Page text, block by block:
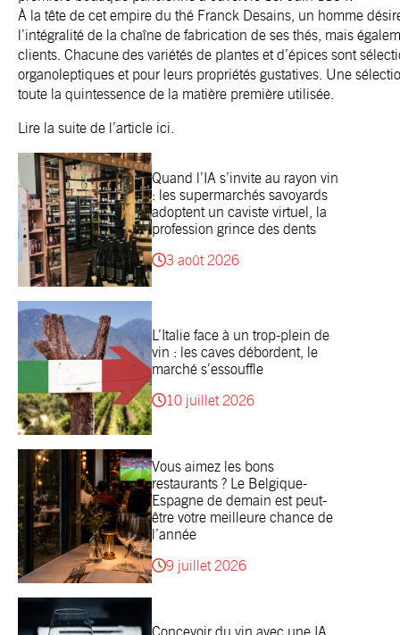
À la tête de cet empire du thé Franck Desains, un homme
l’intégralité de la chaîne de fabrication de ses thés, mais
clients. Chacune des variétés de plantes et d’épices sont
organoleptiques et pour leurs propriétés gustatives. Une
toute la quintessence de la matière première utilisée.
Lire la suite de l’article ici
Quand l’IA s’invite au rayon vin
: les supermarchés savoyards
adoptent un caviste virtuel, la
profession grince des dents
3 août 2026
L’Italie face à un trop-plein de
vin : les caves débordent, le
marché s’essouffle
10 juillet 2026
Vous aimez les bons
restaurants ? Le Belgique-
Espagne de demain est peut-
être votre meilleure chance de
l’année
9 juillet 2026